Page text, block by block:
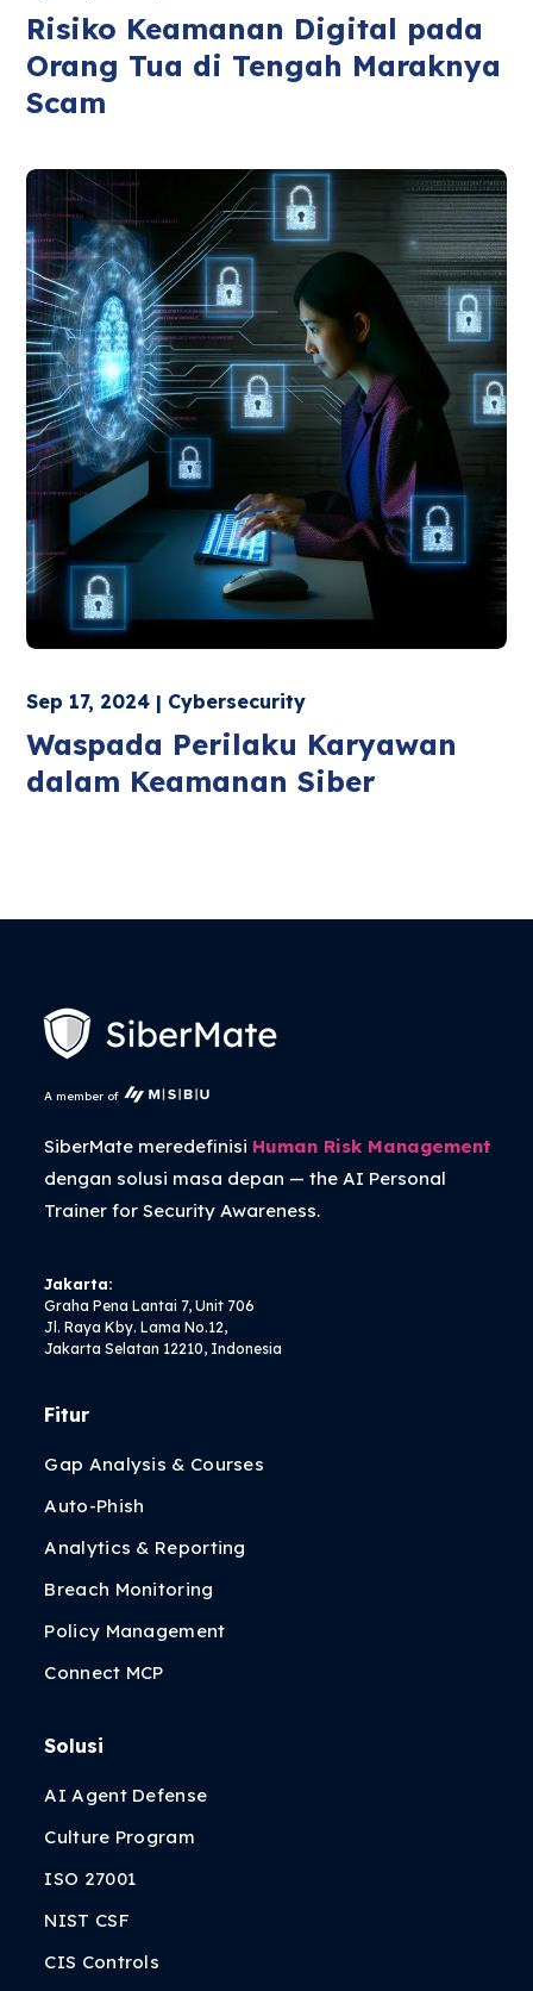
Risiko Keamanan Digital pada
Orang Tua di Tengah Maraknya
Scam
Sep 17, 2024 | Cybersecurity
Waspada Perilaku Karyawan
dalam Keamanan Siber
A member of
SiberMate meredefinisi Human Risk Management
dengan solusi masa depan — theAI Personal
Trainerfor Security Awareness.
Jakarta:
Graha Pena Lantai 7, Unit 706
Jl. Raya Kby. Lama No.12,
Jakarta Selatan 12210, Indonesia
Fitur
Gap Analysis & Courses
Auto-Phish
Analytics & Reporting
Breach Monitoring
Policy Management
Connect MCP
Solusi
AI Agent Defense
Culture Program
ISO 27001
NIST CSF
CIS Controls